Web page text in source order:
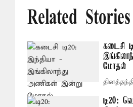
Related Stories
கடைசி
மோதல்
டி20: